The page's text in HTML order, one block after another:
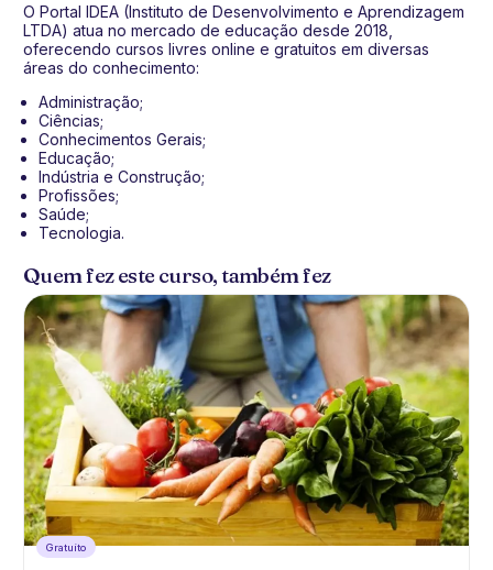
O Portal IDEA (Instituto de Desenvolvimento e Aprendizagem
LTDA) atua no mercado de educação desde 2018,
oferecendo cursos livres online e gratuitos em diversas
áreas do conhecimento:
Administração;
Ciências;
Conhecimentos Gerais;
Educação;
Indústria e Construção;
Profissões;
Saúde;
Tecnologia.
Quem fez este curso, também fez
Gratuíto